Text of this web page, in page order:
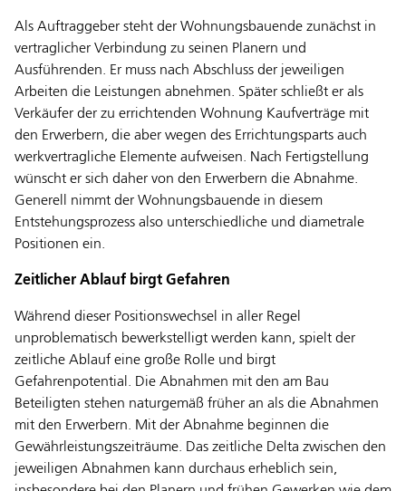
Als Auftraggeber steht der Wohnungsbauende zunächst in
vertraglicher Verbindung zu seinen Planern und
Ausführenden. Er muss nach Abschluss der jeweiligen
Arbeiten die Leistungen abnehmen. Später schließt er als
Verkäufer der zu errichtenden Wohnung Kaufverträge mit
den Erwerbern, die aber wegen des Errichtungsparts auch
werkvertragliche Elemente aufweisen. Nach Fertigstellung
wünscht er sich daher von den Erwerbern die Abnahme.
Generell nimmt der Wohnungsbauende in diesem
Entstehungsprozess also unterschiedliche und diametrale
Positionen ein.
Zeitlicher Ablauf birgt Gefahren
Während dieser Positionswechsel in aller Regel
unproblematisch bewerkstelligt werden kann, spielt der
zeitliche Ablauf eine große Rolle und birgt
Gefahrenpotential. Die Abnahmen mit den am Bau
Beteiligten stehen naturgemäß früher an als die Abnahmen
mit den Erwerbern. Mit der Abnahme beginnen die
Gewährleistungszeiträume. Das zeitliche Delta zwischen den
jeweiligen Abnahmen kann durchaus erheblich sein,